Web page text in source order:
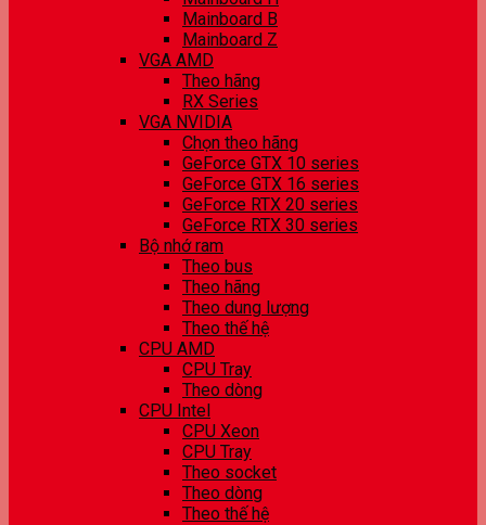
Mainboard B
Mainboard Z
VGA AMD
Theo hãng
RX Series
VGA NVIDIA
Chọn theo hãng
GeForce GTX 10 series
GeForce GTX 16 series
GeForce RTX 20 series
GeForce RTX 30 series
Bộ nhớ ram
Theo bus
Theo hãng
Theo dung lượng
Theo thế hệ
CPU AMD
CPU Tray
Theo dòng
CPU Intel
CPU Xeon
CPU Tray
Theo socket
Theo dòng
Theo thế hệ